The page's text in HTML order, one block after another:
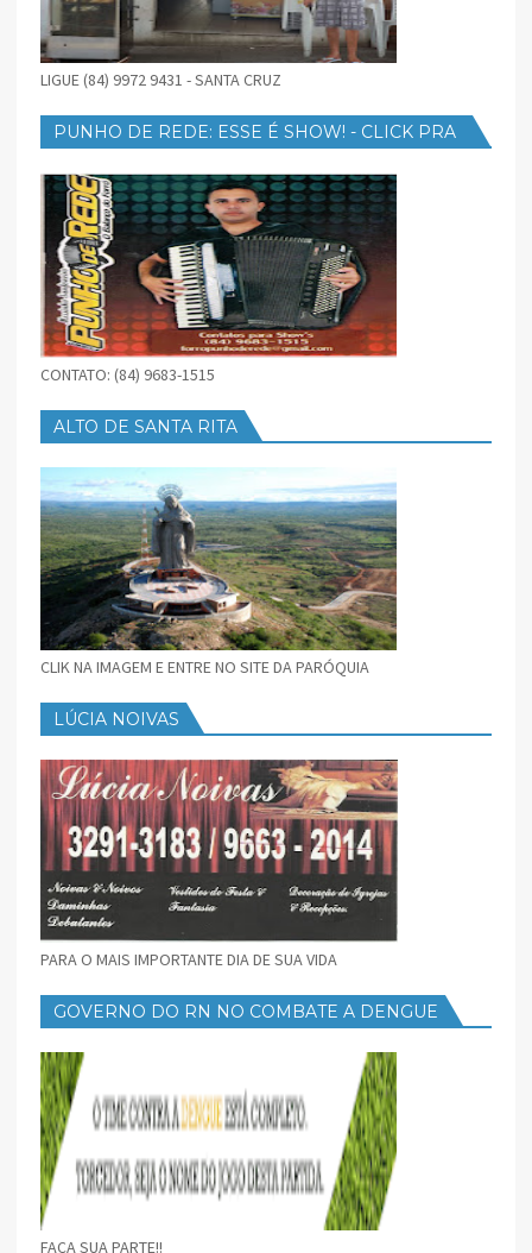
LIGUE (84) 9972 9431 - SANTA CRUZ
PUNHO DE REDE: ESSE É SHOW! - CLICK PRA
CONTATO: (84) 9683-1515
ALTO DE SANTA RITA
CLIK NA IMAGEM E ENTRE NO SITE DA PARÓQUIA
LÚCIA NOIVAS
PARA O MAIS IMPORTANTE DIA DE SUA VIDA
GOVERNO DO RN NO COMBATE A DENGUE
FAÇA SUA PARTE!!